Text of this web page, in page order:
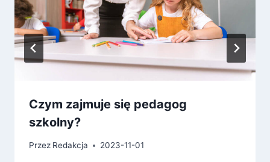
Czym zajmuje się pedagog
szkolny?
Przez Redakcja 2023-11-01